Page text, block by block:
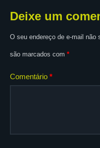
Deixe um
O seu endereço de e-mail não
são marcados com *
Comentário *